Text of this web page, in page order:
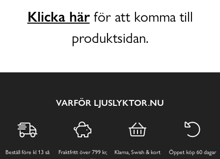
Klicka härför att komma till
produktsidan.
VARFÖR LJUSLYKTOR.NU
Beställ före kl 13 så
Fraktfritt över 799 kr,
Klarna, Swish & kort Öppet köp 60 dagar